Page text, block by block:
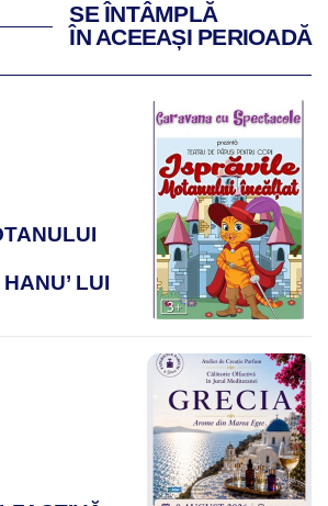
SE ÎNTÂMPLĂ
ÎN ACEEAȘI PERIOADĂ
LUI